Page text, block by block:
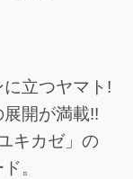
立つヤマト!
開が満載!!
キカゼ」の
。